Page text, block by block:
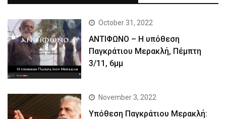
October 31, 2022
ΑΝΤΙΦΩΝΟ – Η υπόθεση
Παγκράτιου Μερακλή, Πέμπτη
3/11, 6μμ
November 3, 2022
Yπόθεση Παγκράτιου Μερακλή: